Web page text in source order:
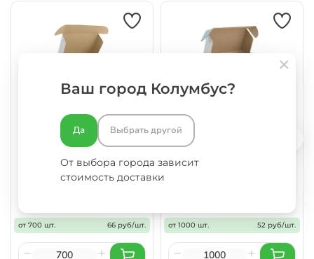
Картонная коробка
400х300х100 Т11 E Белый
от 700 шт. 66 руб/шт.
Картонная коробка
303х178х93 Т23 B Белый 0427
от 1000 шт. 52 руб/шт.
Ваш город Колумбус?
Да Выбрать другой
От выбора города зависит
стоимость доставки